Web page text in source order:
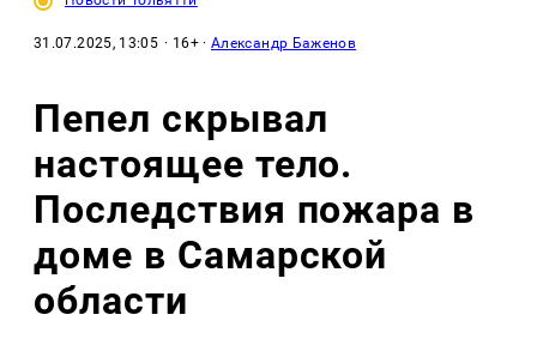
31.07.2025, 13:05 · 16+ ·Александр Баженов
Пепел скрывал
настоящее тело.
Последствия пожара в
доме в Самарской
области